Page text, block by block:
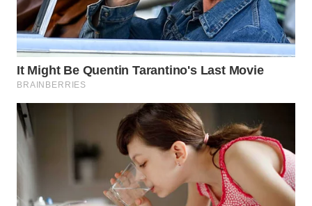
TENGAH
WN DELI
SERDANG
TEBING
TINGGI